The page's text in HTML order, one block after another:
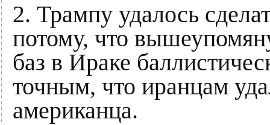
2. Трампу удалось
потому, что
баз в Ираке
точным, что иранцам
американца.